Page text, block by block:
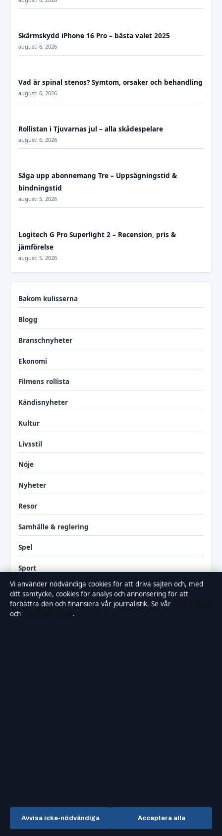
Skärmskydd iPhone 16 Pro – bästa valet 2025
augusti 6, 2026
Vad är spinal stenos? Symtom, orsaker och behandling
augusti 6, 2026
Rollistan i Tjuvarnas jul – alla skådespelare
augusti 6, 2026
Säga upp abonnemang Tre – Uppsägningstid &
bindningstid
augusti 5, 2026
Logitech G Pro Superlight 2 – Recension, pris &
jämförelse
augusti 5, 2026
Bakom kulisserna
Blogg
Branschnyheter
Ekonomi
Filmens rollista
Kändisnyheter
Kultur
Livsstil
Nöje
Nyheter
Resor
Samhälle & reglering
Spel
Sport
TV-rollista
Tower
info@samtidsfokus.se
Kontaktsida
Vi använder nödvändiga cookies för att driva sajten och, med
ditt samtycke, cookies för analys och annonsering för att
förbättra den och finansiera vår journalistik. Se vår
och
.
Avvisa icke-nödvändiga Acceptera alla